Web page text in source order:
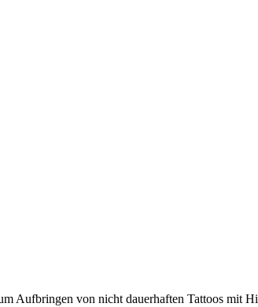
Aufbringen von nicht dauerhaften Tattoos mit